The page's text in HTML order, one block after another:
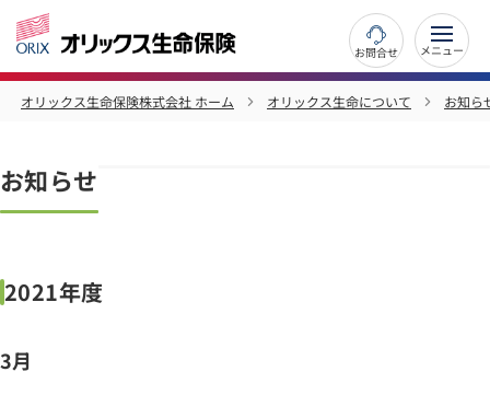
お問合せ
オリックス生命保険株式会社 ホーム オリックス生命について お知ら
お知らせ
2021年度
3月